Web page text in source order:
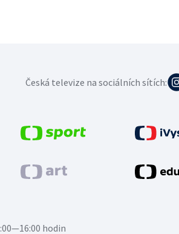
hodin
Česká televize na sociálních sítích: